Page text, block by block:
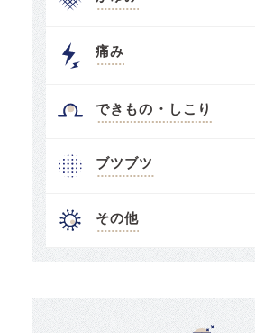
痛み
できもの・しこり
ブツブツ
その他